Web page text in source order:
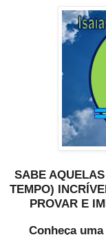
SABE
TEMPO)
PROVAR E
Conheça